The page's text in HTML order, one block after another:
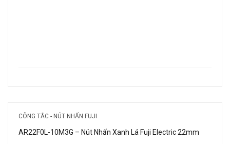
CÔNG TẮC - NÚT NHẤN FUJI
AR22F0L-10M3G – Nút Nhấn Xanh Lá Fuji Electric 22mm